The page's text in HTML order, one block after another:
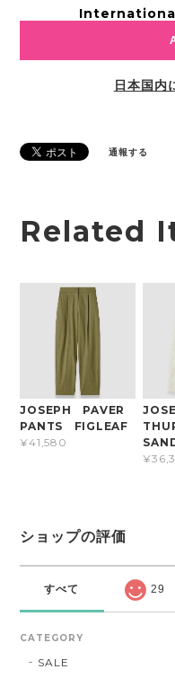
日本国内
通報する
Related
JOSEPH PAVER
PANTS FIGLEAF
¥41,580
ショップの評価
すべて 29
CATEGORY
SALE